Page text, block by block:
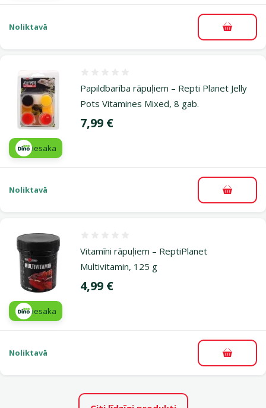
Noliktavā
Papildbarība rāpuļiem – Repti Planet Jelly
Pots Vitamines Mixed, 8 gab.
Cena
7,99 €
iesaka
Noliktavā
Vitamīni rāpuļiem – ReptiPlanet
Multivitamin, 125 g
Cena
4,99 €
iesaka
Noliktavā